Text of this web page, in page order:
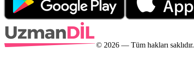
© 2026 — Tüm hakları saklıdır.